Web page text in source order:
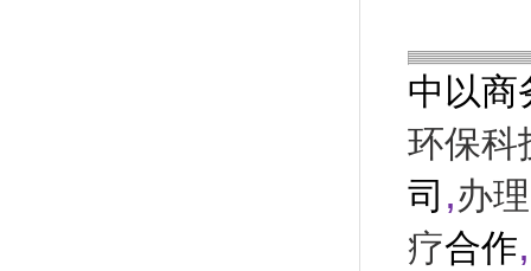
中以商
环保科
司 ,办
疗合作,